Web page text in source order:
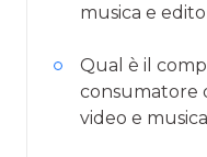
musica e
Qual è il
consumatore
video e